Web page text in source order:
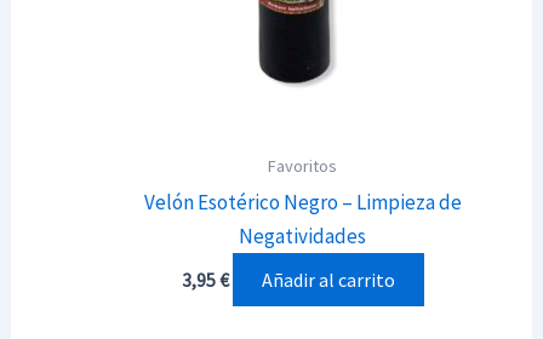
Favoritos
Velón Esotérico Negro – Limpieza de
Negatividades
3,95€ Añadir al carrito